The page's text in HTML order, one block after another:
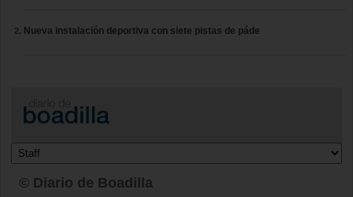
Nueva instalación deportiva con siete pistas de páde
© Diario de Boadilla